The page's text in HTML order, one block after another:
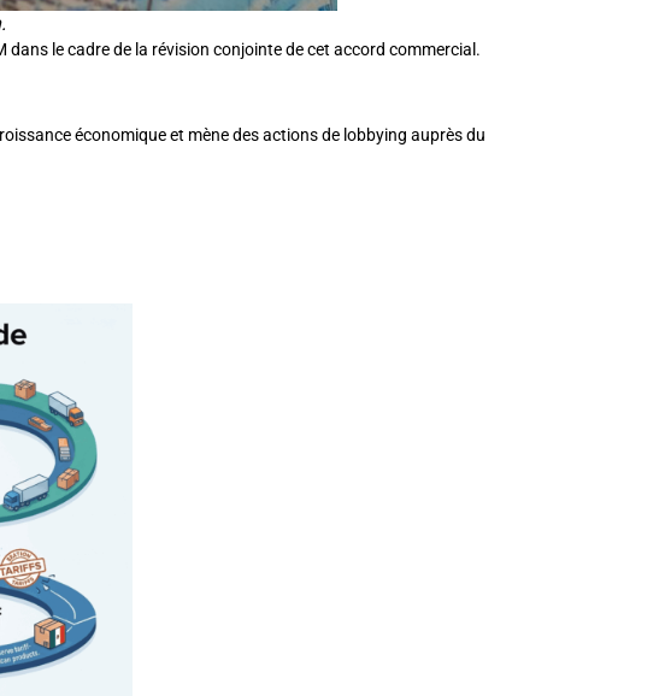
dans le cadre de la révision conjointe de cet accord commercial.
économique et mène des actions de lobbying auprès du